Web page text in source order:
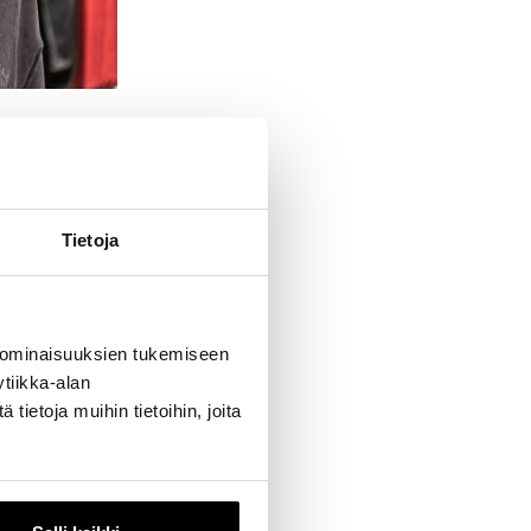
Tietoja
tukemiseen
alan
tietoja muihin tietoihin, joita
kertoo.
Ne on